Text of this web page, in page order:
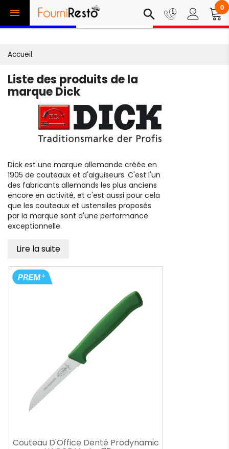
 search 0
Accueil
Liste des produits de la
marque Dick
Dick est une marque allemande créée en
1905 de couteaux et d'aiguiseurs. C'est l'un
des fabricants allemands les plus anciens
encore en activité, et c'est aussi pour cela
que les couteaux et ustensiles proposés
par la marque sont d'une performance
exceptionnelle.
Lire la suite
Couteau D'Office Denté Prodynamic